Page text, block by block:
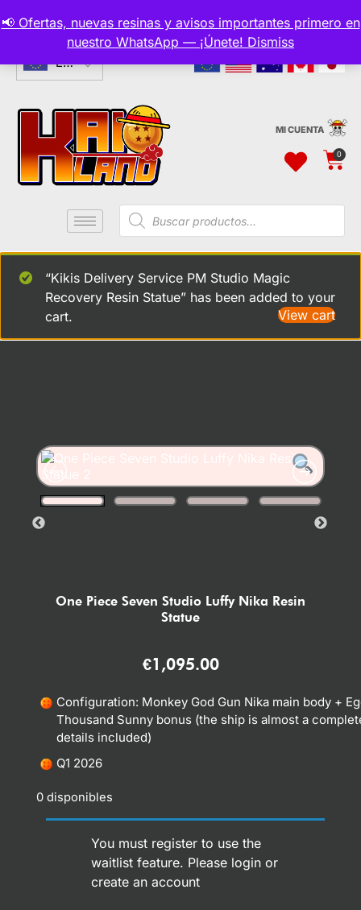
📢 Ofertas, nuevas resinas y avisos importantes primero en
nuestro WhatsApp — ¡Únete! Dismiss
CURRENCIES
EUR
Envío y aduanas incluido
MI CUENTA
0
“Kikis Delivery Service PM Studio Magic
Recovery Resin Statue” has been added to your
cart.
View cart
One Piece Seven Studio Luffy Nika Resin
Statue
€1,095.00
Configuration: Monkey God Gun Nika main body +
Thousand Sunny bonus (the ship is almost a
details included)
Q1 2026
0 disponibles
You must register to use the
waitlist feature. Please login or
create an account